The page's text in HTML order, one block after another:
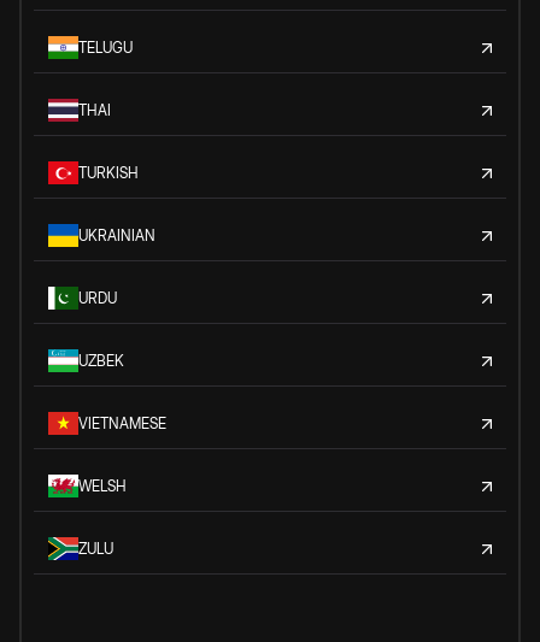
TELUGU
THAI
TURKISH
UKRAINIAN
URDU
UZBEK
VIETNAMESE
WELSH
ZULU